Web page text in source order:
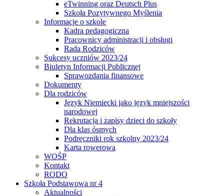
eTwinning oraz Deutsch Plus
Szkoła Pozytywnego Myślenia
Informacje o szkole
Kadra pedagogiczna
Pracownicy administracji i obsługi
Rada Rodziców
Sukcesy uczniów 2023/24
Biuletyn Informacji Publicznej
Sprawozdania finansowe
Dokumenty
Dla rodziców
Język Niemiecki jako język mniejszości
narodowej
Rekrutacja i zapisy dzieci do szkoły
Dla klas ósmych
Podręczniki rok szkolny 2023/24
Karta rowerowa
WOŚP
Kontakt
RODO
Szkoła Podstawowa nr 4
Aktualności